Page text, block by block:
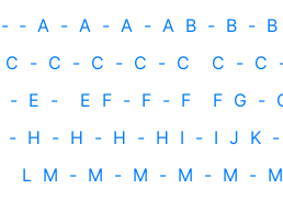
- ‐ A - A - A - A B - B - B
C - C - C - C - C C - C
- E - E F - F - F F G -
- H - H - H - H I - I J K -
L M - M - M - M - M - M